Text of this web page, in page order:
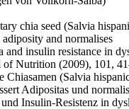
chia seed (Salvia
and normalises
and insulin resistance in
of Nutrition (2009), 101,
Chiasamen (Salvia
Adipositas und
Insulin-Resistenz in